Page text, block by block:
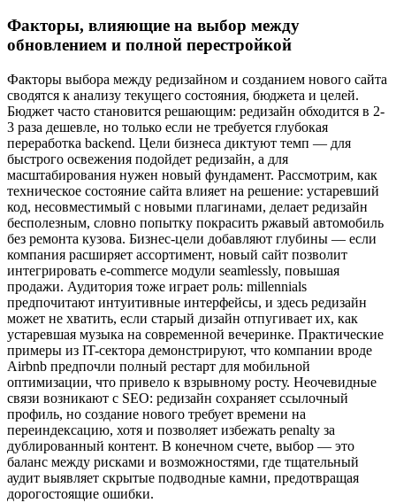
Факторы, влияющие на выбор между
обновлением и полной перестройкой
Факторы выбора между редизайном и созданием нового сайта
сводятся к анализу текущего состояния, бюджета и целей.
Бюджет часто становится решающим: редизайн обходится в 2-
3 раза дешевле, но только если не требуется глубокая
переработка backend. Цели бизнеса диктуют темп — для
быстрого освежения подойдет редизайн, а для
масштабирования нужен новый фундамент. Рассмотрим, как
техническое состояние сайта влияет на решение: устаревший
код, несовместимый с новыми плагинами, делает редизайн
бесполезным, словно попытку покрасить ржавый автомобиль
без ремонта кузова. Бизнес-цели добавляют глубины — если
компания расширяет ассортимент, новый сайт позволит
интегрировать e-commerce модули seamlessly, повышая
продажи. Аудитория тоже играет роль: millennials
предпочитают интуитивные интерфейсы, и здесь редизайн
может не хватить, если старый дизайн отпугивает их, как
устаревшая музыка на современной вечеринке. Практические
примеры из IT-сектора демонстрируют, что компании вроде
Airbnb предпочли полный рестарт для мобильной
оптимизации, что привело к взрывному росту. Неочевидные
связи возникают с SEO: редизайн сохраняет ссылочный
профиль, но создание нового требует времени на
переиндексацию, хотя и позволяет избежать penalty за
дублированный контент. В конечном счете, выбор — это
баланс между рисками и возможностями, где тщательный
аудит выявляет скрытые подводные камни, предотвращая
дорогостоящие ошибки.